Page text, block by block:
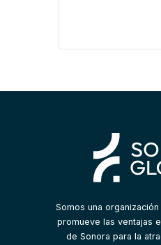
Somos una
promueve las ventajas
de Sonora para la